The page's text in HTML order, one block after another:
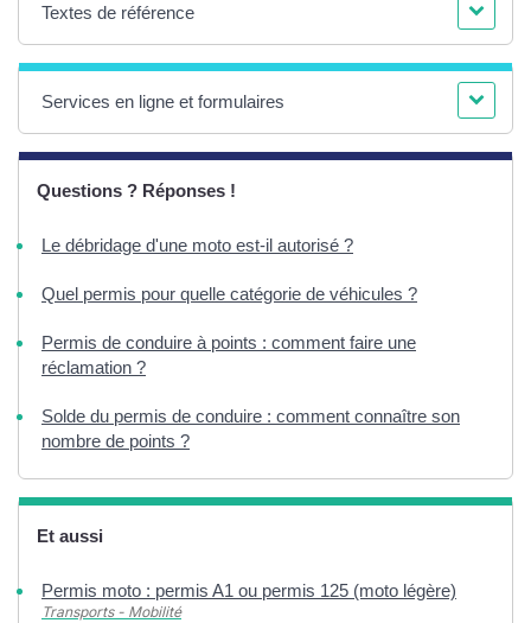
Textes de référence
Services en ligne et formulaires
Questions ? Réponses !
Le débridage d'une moto est-il autorisé ?
Quel permis pour quelle catégorie de véhicules ?
Permis de conduire à points : comment faire une
réclamation ?
Solde du permis de conduire : comment connaître son
nombre de points ?
Et aussi
Permis moto : permis A1 ou permis 125 (moto légère)
Transports - Mobilité